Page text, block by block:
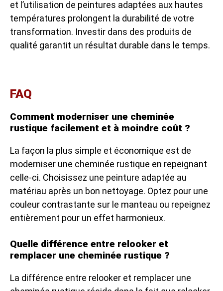
et l’utilisation de peintures adaptées aux hautes
températures prolongent la durabilité de votre
transformation. Investir dans des produits de
qualité garantit un résultat durable dans le temps.
FAQ
Comment moderniser une cheminée
rustique facilement et à moindre coût ?
La façon la plus simple et économique est de
moderniser une cheminée rustique en repeignant
celle-ci. Choisissez une peinture adaptée au
matériau après un bon nettoyage. Optez pour une
couleur contrastante sur le manteau ou repeignez
entièrement pour un effet harmonieux.
Quelle différence entre relooker et
remplacer une cheminée rustique ?
La différence entre relooker et remplacer une